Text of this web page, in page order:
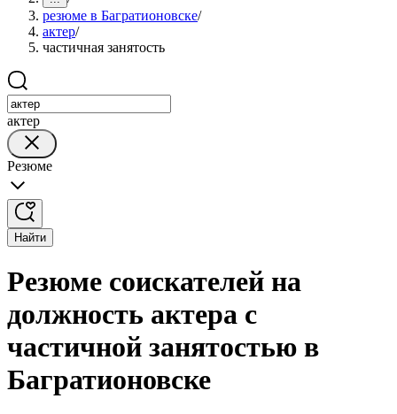
резюме в Багратионовске/
актер/
частичная занятость
актер
Резюме
Найти
Резюме соискателей на
должность актера с
частичной занятостью в
Багратионовске